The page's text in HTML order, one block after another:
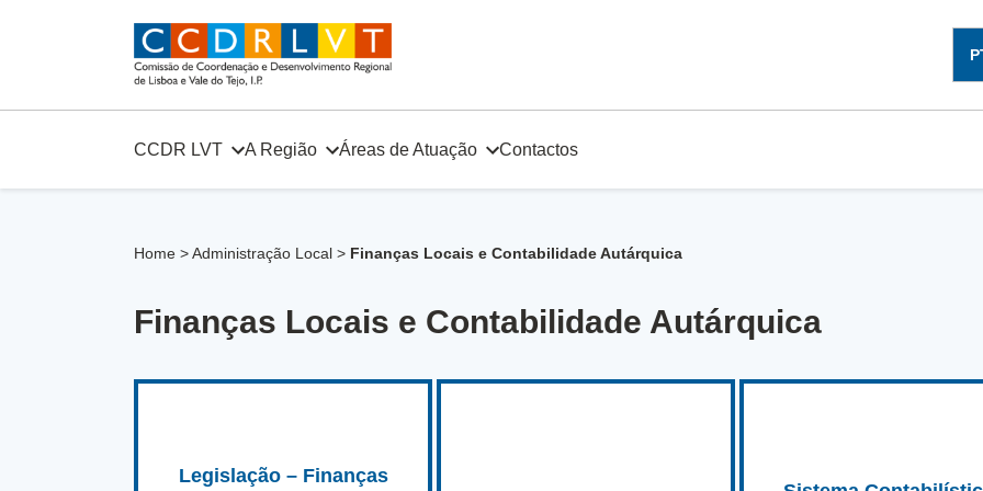
CCDR LVT A Região Áreas de Atuação Contactos
Home >Administração Local > Finanças Locais e Contabilidade Autárquica
Finanças Locais e Contabilidade Autárquica
Legislação – Finanças